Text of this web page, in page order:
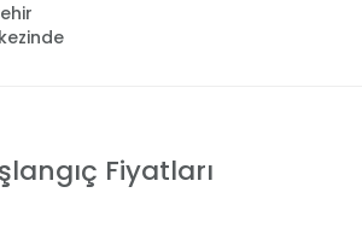
Fiyatları